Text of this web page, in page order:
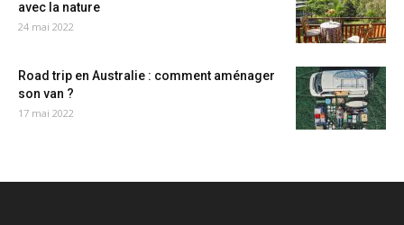
avec la nature
24 mai 2022
Road trip en Australie : comment aménager
son van ?
17 mai 2022